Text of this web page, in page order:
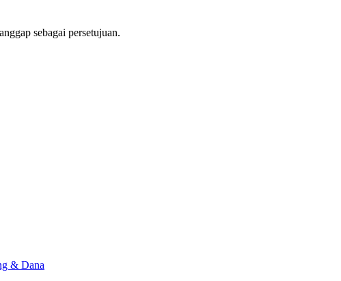
sebagai persetujuan.
& Dana